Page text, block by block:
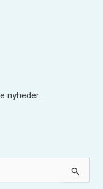
nyheder.